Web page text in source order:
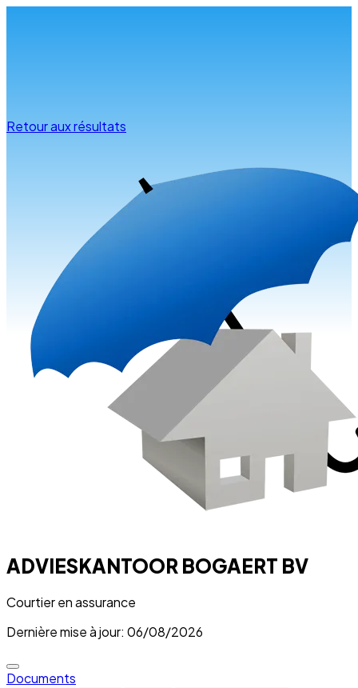
Retour aux résultats
ADVIESKANTOOR BOGAERT BV
Courtier en assurance
Dernière mise à jour: 06/08/2026
Documents